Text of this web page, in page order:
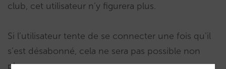
club, cet utilisateur n’y figurera plus.
Si l’utilisateur tente de se connecter une fois qu’il
s’est désabonné, cela ne sera pas possible non
plus.